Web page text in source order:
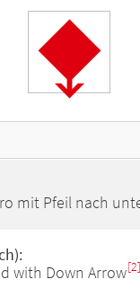
⧪
mit Pfeil nach
with Down Arrow[2]